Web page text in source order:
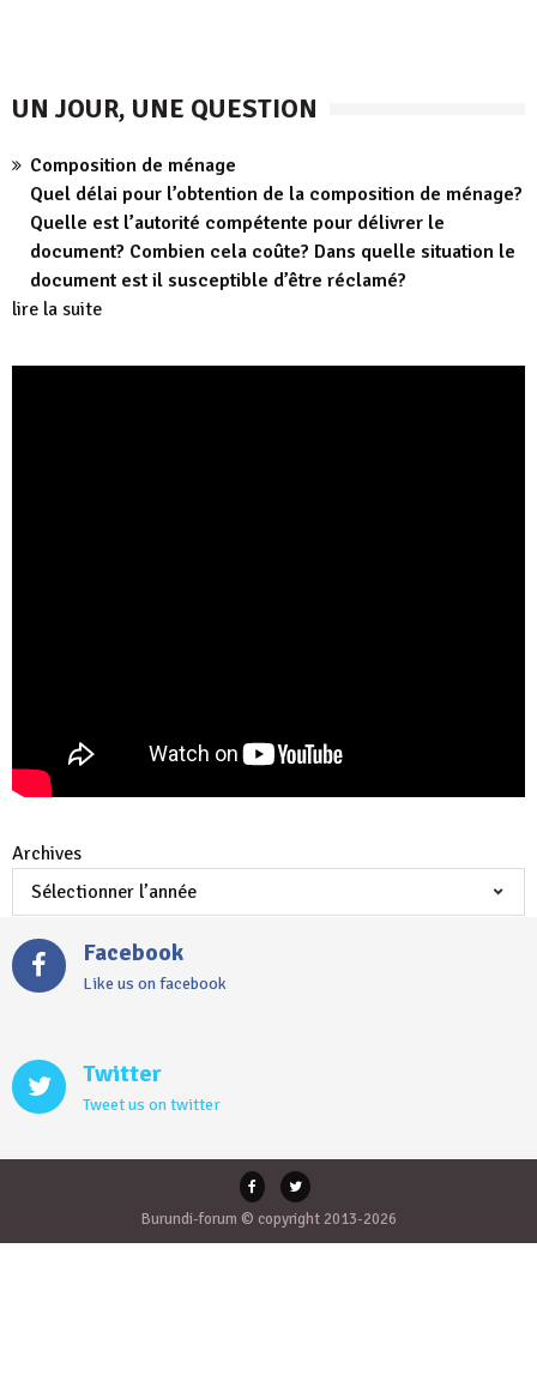
UN JOUR, UNE QUESTION
Composition de ménage
Quel délai pour l’obtention de la composition de ménage?
Quelle est l’autorité compétente pour délivrer le
document? Combien cela coûte? Dans quelle situation le
document est il susceptible d’être réclamé?
lire la suite
Archives
Facebook
Like us on facebook
Twitter
Tweet us on twitter
Burundi-forum © copyright 2013-2026